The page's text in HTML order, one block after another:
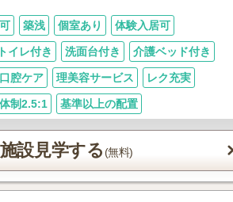
築浅 個室あり 体験入居可
トイレ付き 洗面台付き 介護ベッド付き
口腔ケア 理美容サービス レク充実
制2.5:1 基準以上の配置
施設見学する (無料)